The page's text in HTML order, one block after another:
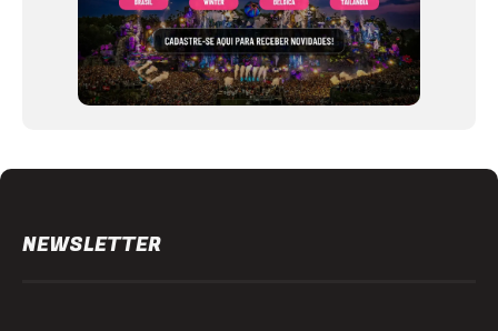
NEWSLETTER